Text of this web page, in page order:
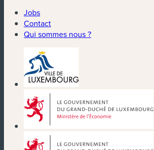
Jobs
Contact
Qui sommes nous ?